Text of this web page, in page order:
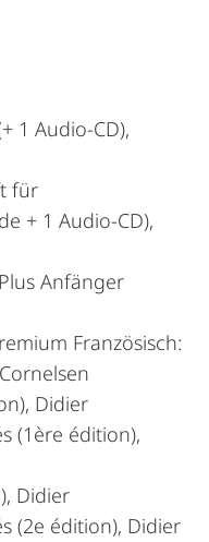
1 Audio-CD),
für
+ 1 Audio-CD),
Anfänger
Französisch:
Didier
(1ère édition),
Didier
(2e édition), Didier